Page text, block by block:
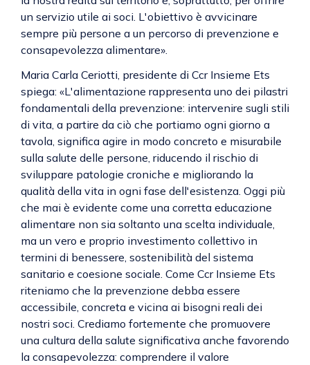
un servizio utile ai soci. L'obiettivo è avvicinare
sempre più persone a un percorso di prevenzione e
consapevolezza alimentare».
Maria Carla Ceriotti, presidente di Ccr Insieme Ets
spiega: «L'alimentazione rappresenta uno dei pilastri
fondamentali della prevenzione: intervenire sugli stili
di vita, a partire da ciò che portiamo ogni giorno a
tavola, significa agire in modo concreto e misurabile
sulla salute delle persone, riducendo il rischio di
sviluppare patologie croniche e migliorando la
qualità della vita in ogni fase dell'esistenza. Oggi più
che mai è evidente come una corretta educazione
alimentare non sia soltanto una scelta individuale,
ma un vero e proprio investimento collettivo in
termini di benessere, sostenibilità del sistema
sanitario e coesione sociale. Come Ccr Insieme Ets
riteniamo che la prevenzione debba essere
accessibile, concreta e vicina ai bisogni reali dei
nostri soci. Crediamo fortemente che promuovere
una cultura della salute significativa anche favorendo
la consapevolezza: comprendere il valore